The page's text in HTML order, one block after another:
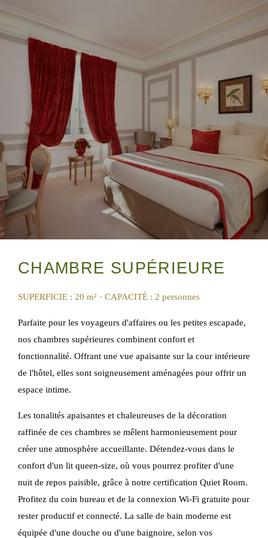
CHAMBRE SUPÉRIEURE
SUPERFICIE : 20 m² · CAPACITÉ : 2 personnes
Parfaite pour les voyageurs d'affaires ou les petites escapade,
nos chambres supérieures combinent confort et
fonctionnalité. Offrant une vue apaisante sur la cour intérieure
de l'hôtel, elles sont soigneusement aménagées pour offrir un
espace intime.
Les tonalités apaisantes et chaleureuses de la décoration
raffinée de ces chambres se mêlent harmonieusement pour
créer une atmosphère accueillante. Détendez-vous dans le
confort d'un lit queen-size, où vous pourrez profiter d'une
nuit de repos paisible, grâce à notre certification Quiet Room.
Profitez du coin bureau et de la connexion Wi-Fi gratuite pour
rester productif et connecté. La salle de bain moderne est
équipée d'une douche ou d'une baignoire, selon vos